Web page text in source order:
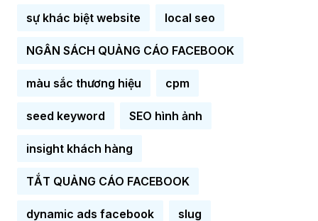
sự khác biệt website local seo
NGÂN SÁCH QUẢNG CÁO FACEBOOK
màu sắc thương hiệu cpm
seed keyword SEO hình ảnh
insight khách hàng
TẮT QUẢNG CÁO FACEBOOK
dynamic ads facebook slug